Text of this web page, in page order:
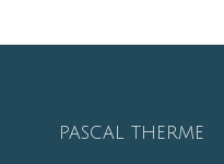
PASCAL THERME